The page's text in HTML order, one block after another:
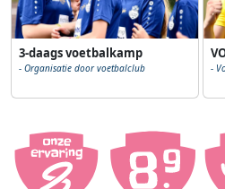
3-daags voetbalkamp
- Organisatie door voetbalclub -